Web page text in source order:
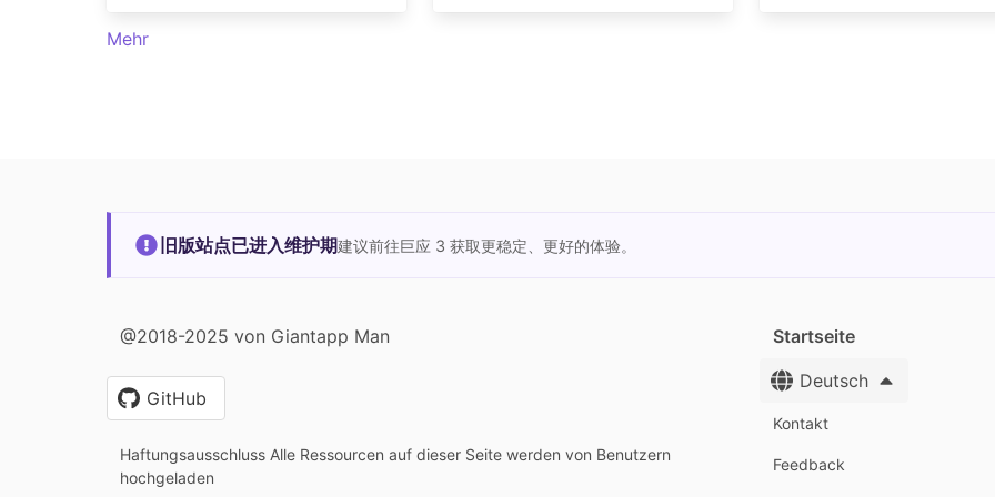
Mehr
旧版站点已进入维护期建议前往巨应 3 获取更稳定、更好的体验。
@2018-2025 von Giantapp Man
GitHub
Haftungsausschluss Alle Ressourcen auf dieser Seite werden von Benutzern
hochgeladen
Startseite
Deutsch
Kontakt
Feedback